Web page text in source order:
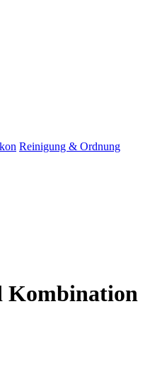
Reinigung & Ordnung
Kombination